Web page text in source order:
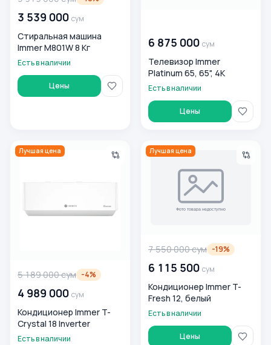
3 539 000 сум
Стиральная машина
Immer M801W 8 Кг
Есть в наличии
Цены
6 875 000 сум
Телевизор Immer
Platinum 65, 65", 4K
Есть в наличии
Цены
Кондиционер Immer T-Crystal 18 Inverter
Лучшая цена
5 189 000сум -4%
4 989 000 сум
Кондиционер Immer T-
Crystal 18 Inverter
Есть в наличии
Кондиционер Immer T-
Лучшая цена
7 550 000сум -19%
6 115 500 сум
Кондиционер Immer T-
Fresh 12, белый
Есть в наличии
Цены